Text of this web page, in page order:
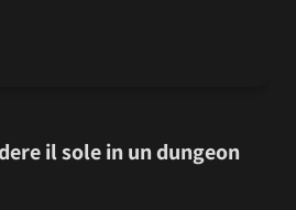
il sole in un dungeon